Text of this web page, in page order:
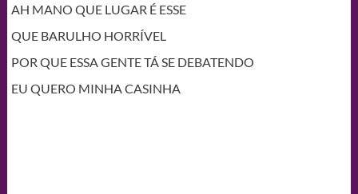
AH MANO QUE LUGAR É ESSE
QUE BARULHO HORRÍVEL
POR QUE ESSA GENTE TÁ SE DEBATENDO
EU QUERO MINHA CASINHA